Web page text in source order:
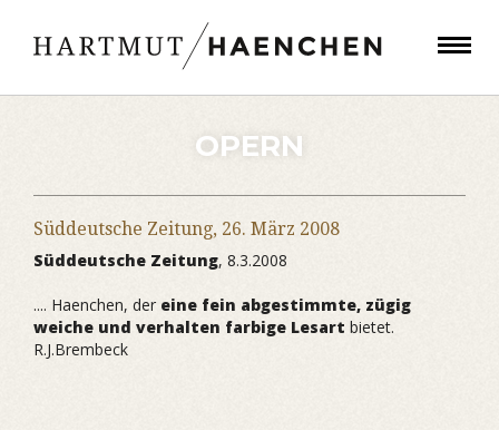
OPERN
Süddeutsche Zeitung, 26. März 2008
Süddeutsche Zeitung, 8.3.2008
.... Haenchen, der eine fein abgestimmte, zügig
weiche und verhalten farbige Lesart bietet.
R.J.Brembeck